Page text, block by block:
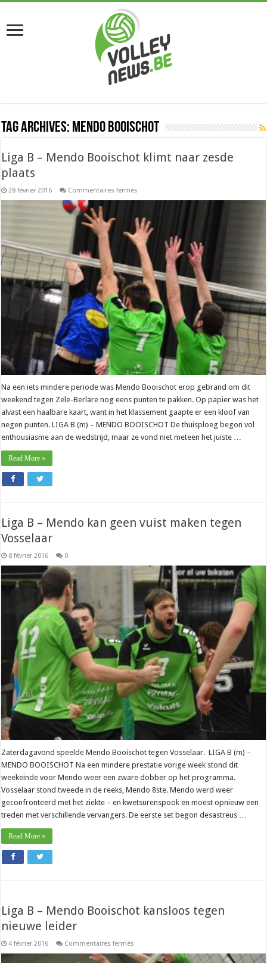
Tag Archives: Mendo Booischot
Liga B – Mendo Booischot klimt naar zesde
plaats
28 février 2016 Commentaires fermés
Mendo
Booischot
klimt
naar
zesde
plaats
Na een iets mindere periode was Mendo Booischot erop gebrand om dit
weekend tegen Zele-Berlare nog eens punten te pakken. Op papier was het
alvast een haalbare kaart, want in het klassement gaapte er een kloof van
negen punten. LIGA B (m) – MENDO BOOISCHOT De thuisploeg begon vol
enthousiasme aan de wedstrijd, maar ze vond niet meteen het juiste …
Read More »
Liga B – Mendo kan geen vuist maken tegen
Vosselaar
8 février 2016 0
Zaterdagavond speelde Mendo Booischot tegen Vosselaar. LIGA B (m) –
MENDO BOOISCHOT Na een mindere prestatie vorige week stond dit
weekeinde voor Mendo weer een zware dobber op het programma.
Vosselaar stond tweede in de reeks, Mendo 8ste. Mendo werd weer
geconfronteerd met het ziekte – en kwetsurenspook en moest opnieuw een
treden met verschillende vervangers. De eerste set begon desastreus …
Read More »
Liga B – Mendo Booischot kansloos tegen
nieuwe leider
4 février 2016 Commentaires fermés
B